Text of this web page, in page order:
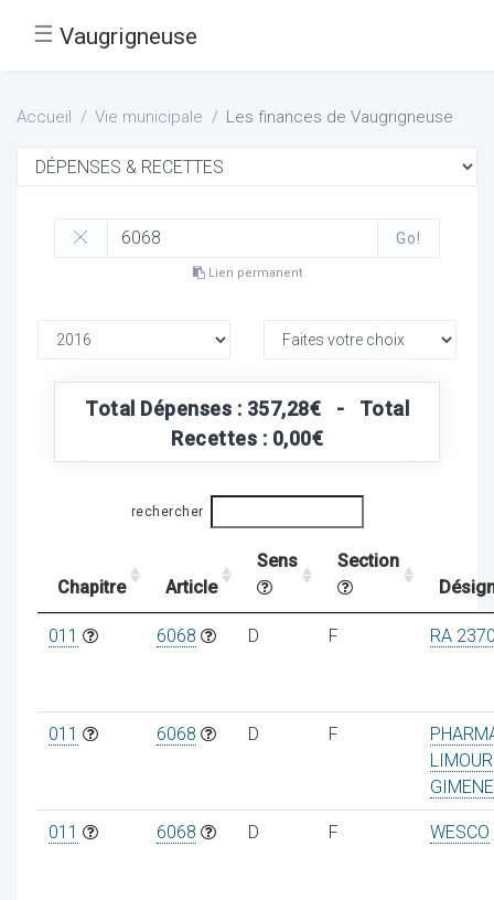
☰ Vaugrigneuse
Accueil Vie municipale Les finances de Vaugrigneuse
Go!
Lien permanent
Total Dépenses : 357,28€ - Total
Recettes : 0,00€
rechercher
Chapitre Article
Sens
Section
011 6068 D F RA
011 6068 D F
011 6068 D F WESCO